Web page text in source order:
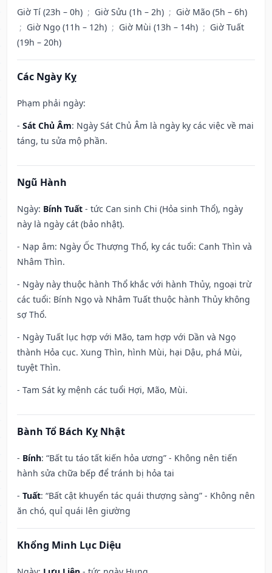
Giờ Tí (23h – 0h) ; Giờ Sửu (1h – 2h) ; Giờ Mão (5h – 6h)
; Giờ Ngọ (11h – 12h) ; Giờ Mùi (13h – 14h) ; Giờ Tuất
(19h – 20h)
Các Ngày Kỵ
Phạm phải ngày:
- Sát Chủ Âm: Ngày Sát Chủ Âm là ngày kỵ các việc về mai
táng, tu sửa mộ phần.
Ngũ Hành
Ngày: Bính Tuất - tức Can sinh Chi (Hỏa sinh Thổ), ngày
này là ngày cát (bảo nhật).
- Nạp âm: Ngày Ốc Thượng Thổ, kỵ các tuổi: Canh Thìn và
Nhâm Thìn.
- Ngày này thuộc hành Thổ khắc với hành Thủy, ngoại trừ
các tuổi: Bính Ngọ và Nhâm Tuất thuộc hành Thủy không
sợ Thổ.
- Ngày Tuất lục hợp với Mão, tam hợp với Dần và Ngọ
thành Hỏa cục. Xung Thìn, hình Mùi, hại Dậu, phá Mùi,
tuyệt Thìn.
- Tam Sát kỵ mệnh các tuổi Hợi, Mão, Mùi.
Bành Tổ Bách Kỵ Nhật
- Bính: “Bất tu táo tất kiến hỏa ương” - Không nên tiến
hành sửa chữa bếp để tránh bị hỏa tai
- Tuất: “Bất cật khuyển tác quái thượng sàng” - Không nên
ăn chó, quỉ quái lên giường
Khổng Minh Lục Diệu